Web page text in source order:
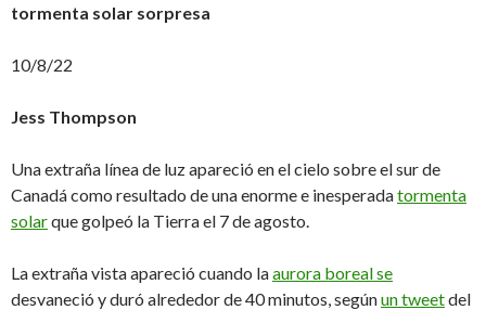
tormenta solar sorpresa
10/8/22
Jess Thompson
Una extraña línea de luz apareció en el cielo sobre el sur de
Canadá como resultado de una enorme e inesperadatormenta
solarque golpeó la Tierra el 7 de agosto.
La extraña vista apareció cuando laaurora boreal se
desvaneció y duró alrededor de 40 minutos, segúnun tweetdel